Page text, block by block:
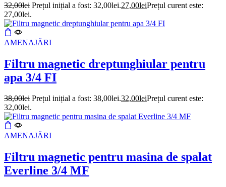
32,00lei Prețul inițial a fost: 32,00lei.27,00leiPrețul curent este:
27,00lei.
AMENAJĂRI
Filtru magnetic dreptunghiular pentru
apa 3/4 FI
38,00lei Prețul inițial a fost: 38,00lei.32,00leiPrețul curent este:
32,00lei.
AMENAJĂRI
Filtru magnetic pentru masina de spalat
Everline 3/4 MF